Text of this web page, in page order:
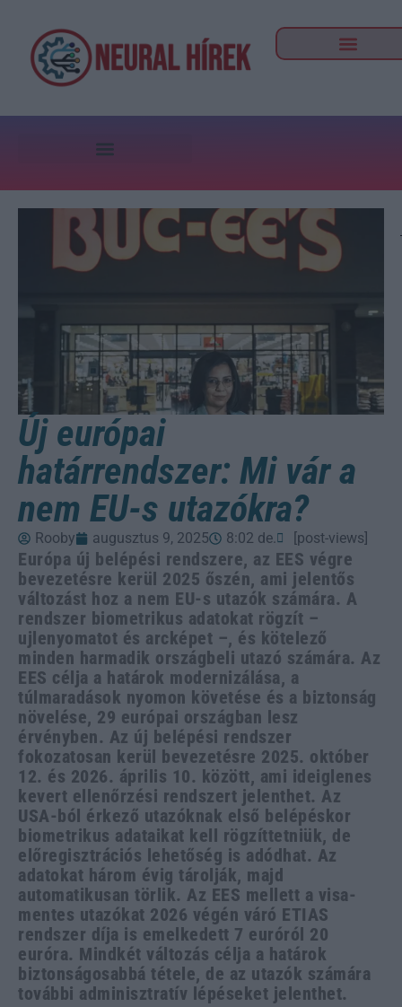
Új európai
határrendszer: Mi vár a
nem EU-s utazókra?
Rooby augusztus 9, 2025 8:02 de. [post-views]
Európa új belépési rendszere, az EES végre
bevezetésre kerül 2025 őszén, ami jelentős
változást hoz a nem EU-s utazók számára. A
rendszer biometrikus adatokat rögzít –
ujlenyomatot és arcképet –, és kötelező
minden harmadik országbeli utazó számára. Az
EES célja a határok modernizálása, a
túlmaradások nyomon követése és a biztonság
növelése, 29 európai országban lesz
érvényben. Az új belépési rendszer
fokozatosan kerül bevezetésre 2025. október
12. és 2026. április 10. között, ami ideiglenes
kevert ellenőrzési rendszert jelenthet. Az
USA-ból érkező utazóknak első belépéskor
biometrikus adataikat kell rögzíttetniük, de
előregisztrációs lehetőség is adódhat. Az
adatokat három évig tárolják, majd
automatikusan törlik. Az EES mellett a visa-
mentes utazókat 2026 végén váró ETIAS
rendszer díja is emelkedett 7 euróról 20
euróra. Mindkét változás célja a határok
biztonságosabbá tétele, de az utazók számára
további adminisztratív lépéseket jelenthet.